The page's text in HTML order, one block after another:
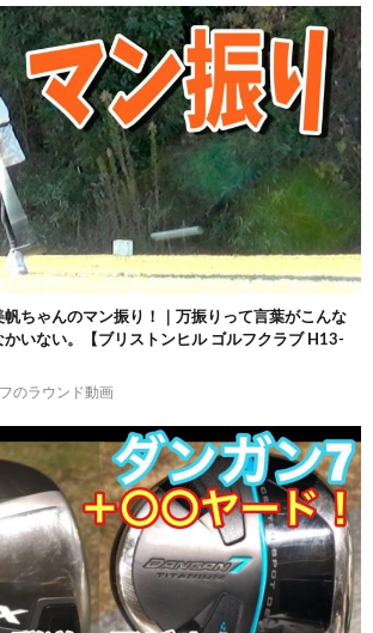
帆ちゃんのマン振り！｜万振りって言葉がこんな
かいない。【ブリストンヒル ゴルフクラブ H13-
のラウンド動画